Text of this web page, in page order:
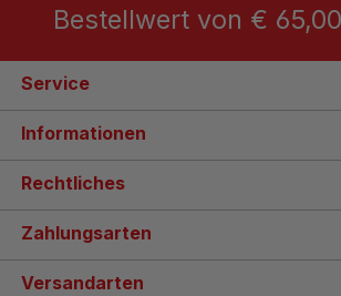
Bestellwert von €
Service
Informationen
Rechtliches
Zahlungsarten
Versandarten